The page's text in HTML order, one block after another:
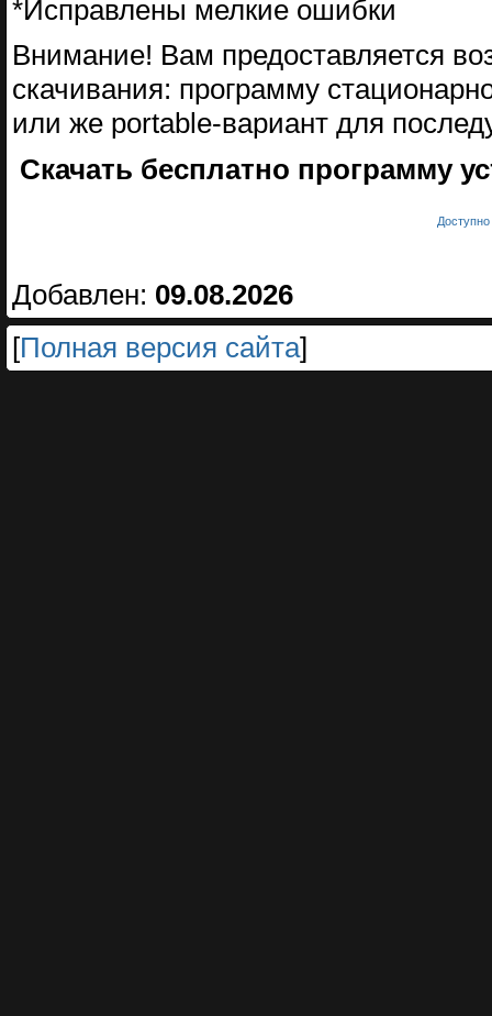
*Исправлены мелкие ошибки
Внимание! Вам предоставляется
скачивания: программу
или же portable-вариант для
Скачать бесплатно программу
Добавлен: 09.08.2026
[Полная версия сайта]